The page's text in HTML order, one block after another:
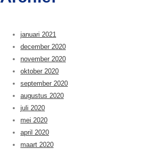
januari 2021
december 2020
november 2020
oktober 2020
september 2020
augustus 2020
juli 2020
mei 2020
april 2020
maart 2020